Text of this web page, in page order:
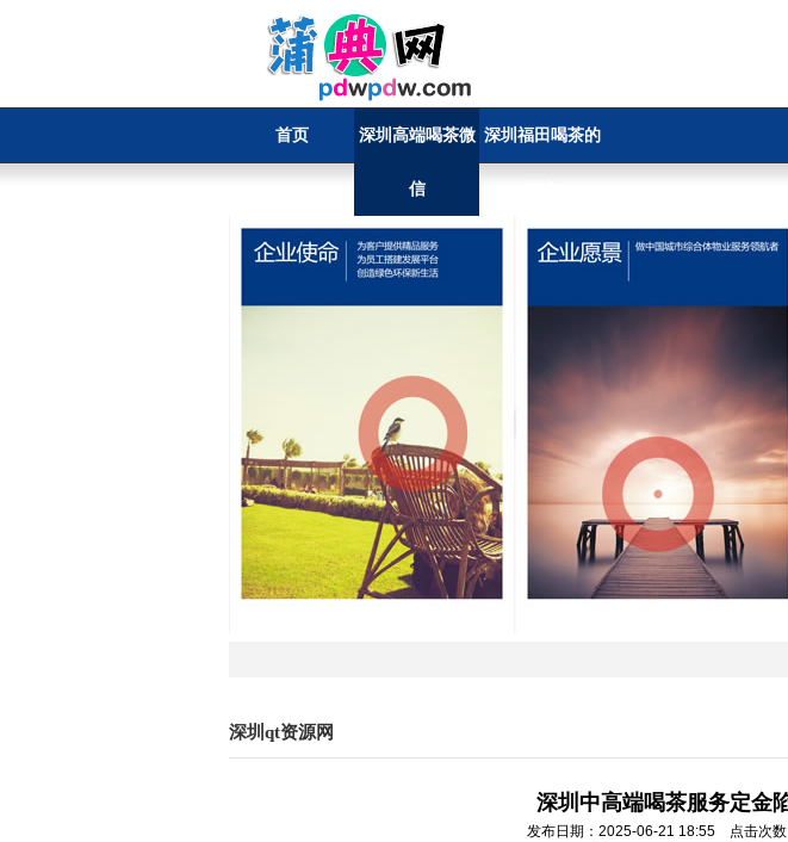
首页 深圳高端喝茶微
信
深圳福田喝茶的
深圳qt资源网
深圳中高端喝茶服务定金
发布日期：2025-06-21 18:55 点击次